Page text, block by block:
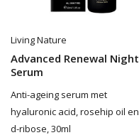
Living Nature
Advanced Renewal Night
Serum
Anti-ageing serum met
hyaluronic acid, rosehip oil en
d-ribose, 30ml